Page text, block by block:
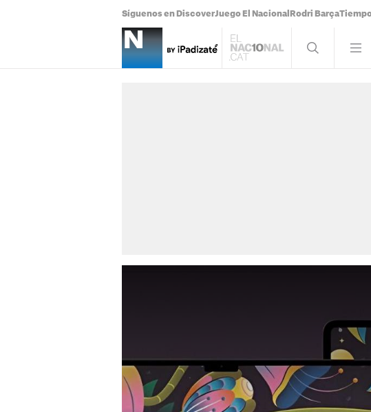
Síguenos en DiscoverJuego El Nacional Rodri Barça